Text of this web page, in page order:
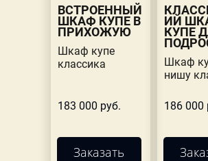
ВСТРОЕННЫЙ
ШКАФ КУПЕ В
ПРИХОЖУЮ
Шкаф купе
классика
183 000 руб.
Заказать
ИЙ
КУПЕ
Шкаф
нишу
186 000